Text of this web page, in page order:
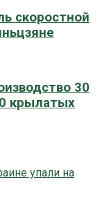
скоростной
30
крылатых